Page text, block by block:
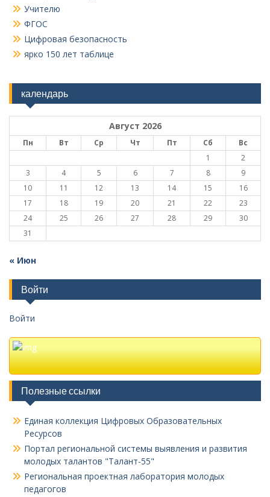
Учителю
ФГОС
Цифровая безопасность
ярко 150 лет таблице
календарь
Август 2026
Пн Вт Ср Чт Пт Сб
Вс
1
2
3
4 5 6 7 8
9
10
11 12 13 14 15
16
17
18 19 20 21 22
23
24
25 26 27 28 29
30
31
« Июн
Войти
Войти
Полезные ссылки
Единая коллекция Цифровых Образовательных
Ресурсов
Портал региональной системы выявления и развития
молодых талантов "Талант-55"
Региональная проектная лаборатория молодых
педагогов